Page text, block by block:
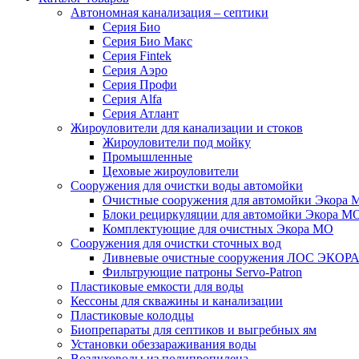
Автономная канализация – септики
Серия Био
Серия Био Макс
Серия Fintek
Серия Аэро
Серия Профи
Серия Alfa
Серия Атлант
Жироуловители для канализации и стоков
Жироуловители под мойку
Промышленные
Цеховые жироуловители
Сооружения для очистки воды автомойки
Очистные сооружения для автомойки Экора
Блоки рециркуляции для автомойки Экора
Комплектующие для очистных Экора МО
Сооружения для очистки сточных вод
Ливневые очистные сооружения ЛОС ЭКОРА
Фильтрующие патроны Servo-Patron
Пластиковые емкости для воды
Кессоны для скважины и канализации
Пластиковые колодцы
Биопрепараты для септиков и выгребных ям
Установки обеззараживания воды